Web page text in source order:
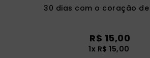
30 dias com o coração de
R$ 15,00
1x R$ 15,00